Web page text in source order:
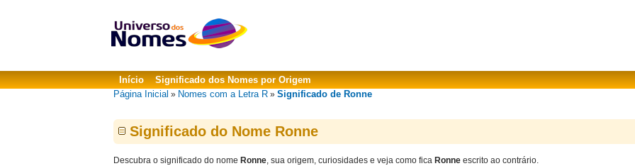
Início
Significado dos Nomes por Origem
Página Inicial » Nomes com a Letra R » Significado de Ronne
Significado do Nome Ronne
Descubra o significado do nome Ronne, sua origem, curiosidades e veja como fica Ronne escrito ao contrário.